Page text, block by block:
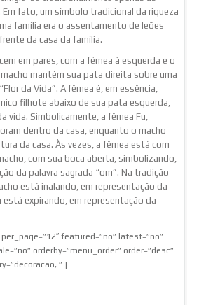
fato, um símbolo tradicional da riqueza
família era o assentamento de leões
da casa da família.
em pares, com a fêmea à esquerda e o
mantém sua pata direita sobre uma
da Vida”. A fêmea é, em essência,
filhote abaixo de sua pata esquerda,
vida. Simbolicamente, a fêmea Fu,
dentro da casa, enquanto o macho
da casa. Às vezes, a fêmea está com
com sua boca aberta, simbolizando,
da palavra sagrada “om”. Na tradição
está inalando, em representação da
expirando, em representação da
featured=”no” latest=”no”
orderby=”menu_order” order=”desc”
” ]